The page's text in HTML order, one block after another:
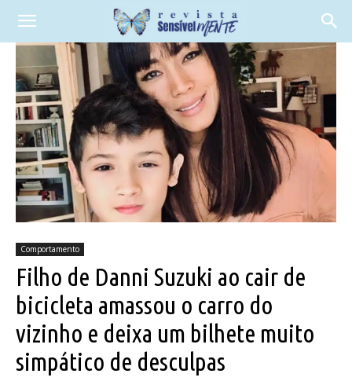
Comportamento
Filho de Danni Suzuki ao cair de
bicicleta amassou o carro do
vizinho e deixa um bilhete muito
simpático de desculpas